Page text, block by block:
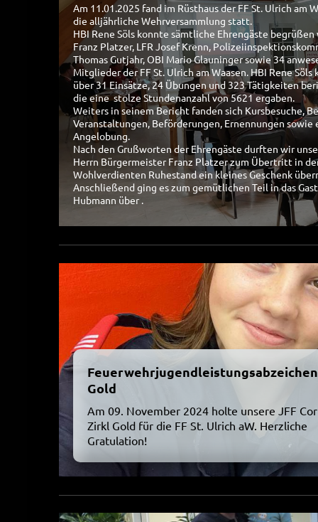
Am 11.01.2025 fand im Rüsthaus der FF St. Ulrich am
die alljährliche Wehrversammlung statt.
HBI Rene Söls konnte sämtliche Ehrengäste begrüßen
Franz Platzer, LFR Josef Krenn,
Thomas Gutjahr, OBI Mario Glauninger sowie 34
Mitglieder der FF St. Ulrich am Waasen. HBI Rene Söls
über 31 Einsätze, 24 Übungen und 323 Tätigkeiten
die eine stolze Stundenanzahl von 5621 ergaben.
Weiters in seinem Bericht fanden sich Kursbesuche,
Veranstaltungen, Beförderungen, Ernennungen sowie
Angelobung.
Nach den Grußworten der Ehrengäste durften wir
Herrn Bürgermeister Franz Platzer zum Übertritt in
Wohlverdienten Ruhestand ein kleines Geschenk
Anschließend ging es zum gemütlichen Teil in das
Hubmann über .
Feuerwehrjugendleistungsabzeichen
Gold
Am 09. November 2024 holte unsere JFF
Zirkl Gold für die FF St. Ulrich aW. Herzliche
Gratulation!